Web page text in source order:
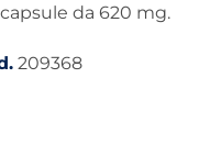
da 620 mg.
209368